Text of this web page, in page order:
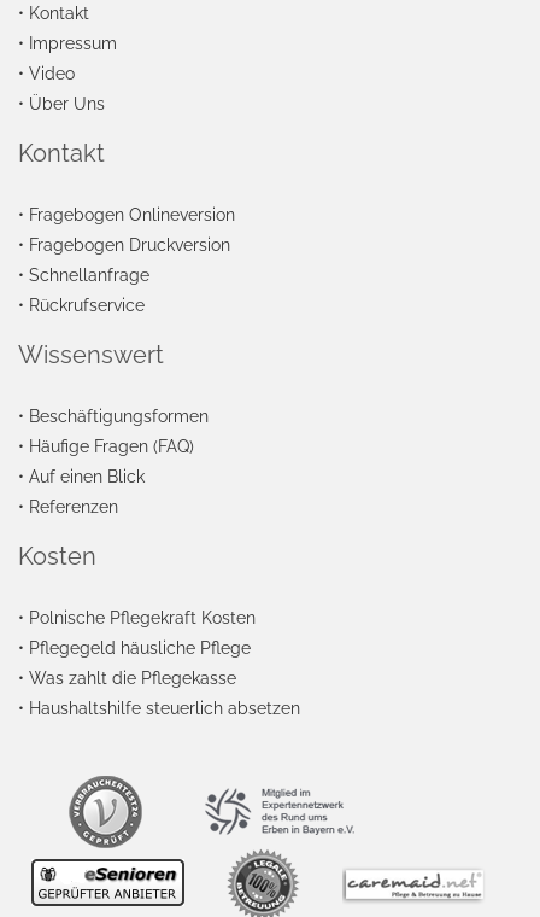
• Kontakt
• Impressum
• Video
• Über Uns
Kontakt
• Fragebogen Onlineversion
• Fragebogen Druckversion
• Schnellanfrage
• Rückrufservice
Wissenswert
• Beschäftigungsformen
• Häufige Fragen (FAQ)
• Auf einen Blick
• Referenzen
Kosten
• Polnische Pflegekraft Kosten
• Pflegegeld häusliche Pflege
• Was zahlt die Pflegekasse
• Haushaltshilfe steuerlich absetzen